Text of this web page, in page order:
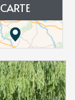
CARTE